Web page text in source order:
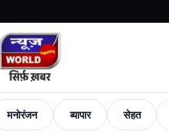
मनोरंजन व्यापार सेहत
BusinessHealthTech-News